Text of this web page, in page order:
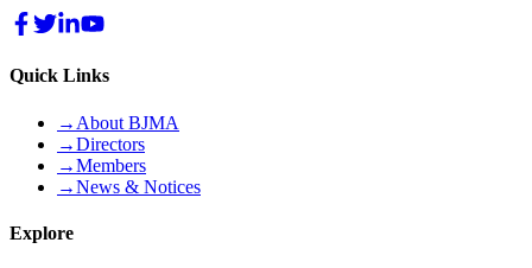
Quick Links
→ About BJMA
→Directors
→Members
→News & Notices
Explore